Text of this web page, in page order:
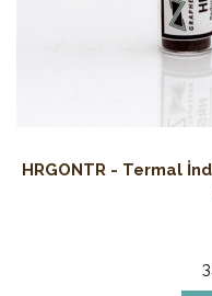
HRGONTR - Termal